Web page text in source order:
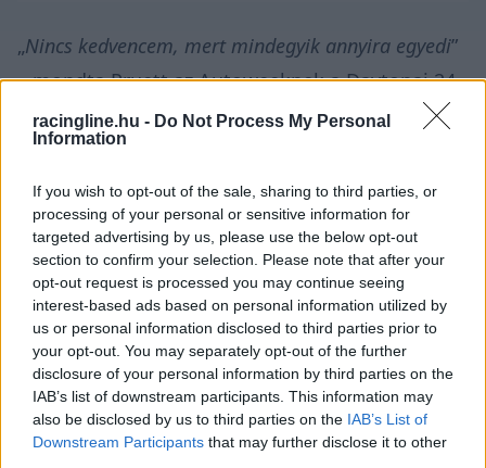
racingline.hu - Do Not Process My Personal
Information
If you wish to opt-out of the sale, sharing to third parties, or
processing of your personal or sensitive information for
targeted advertising by us, please use the below opt-out
section to confirm your selection. Please note that after your
opt-out request is processed you may continue seeing
interest-based ads based on personal information utilized by
us or personal information disclosed to third parties prior to
your opt-out. You may separately opt-out of the further
disclosure of your personal information by third parties on the
IAB’s list of downstream participants. This information may
also be disclosed by us to third parties on the IAB’s List of
Downstream Participants that may further disclose it to other
„Nincs kedvencem, mert mindegyik annyira egyedi”
– mondta Pruett azAutoweeknek a Daytonai 24
órás verseny hétvégéjén. „24-szer indultam ezen a
versenyen, 10-szer voltam kategória győztes,
hétszer pedig második lettem. Szóval sokszor
jutottam el a kockás zászlóig.”
Ennyi év alatt rengeteg különböző körülménnyel
találkoztam. Volt meleg idő, volt nedves pálya, volt
köd. Volt már olyan verseny, ahol hosszú piros
zászlós szakasz volt, mert még a pályát sem
lehetett látni. Mindegyik a maga nemében
nagyszerű küzdelem volt. ”